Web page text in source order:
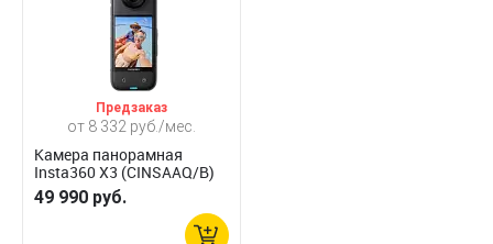
от 8 332 руб./мес.
Предзаказ
Камера панорамная
Insta360 X3 (CINSAAQ/B)
49 990 руб.